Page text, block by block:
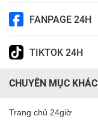
FANPAGE 24H
TIKTOK 24H
CHUYÊN MỤC KHÁC
Trang chủ 24giờ